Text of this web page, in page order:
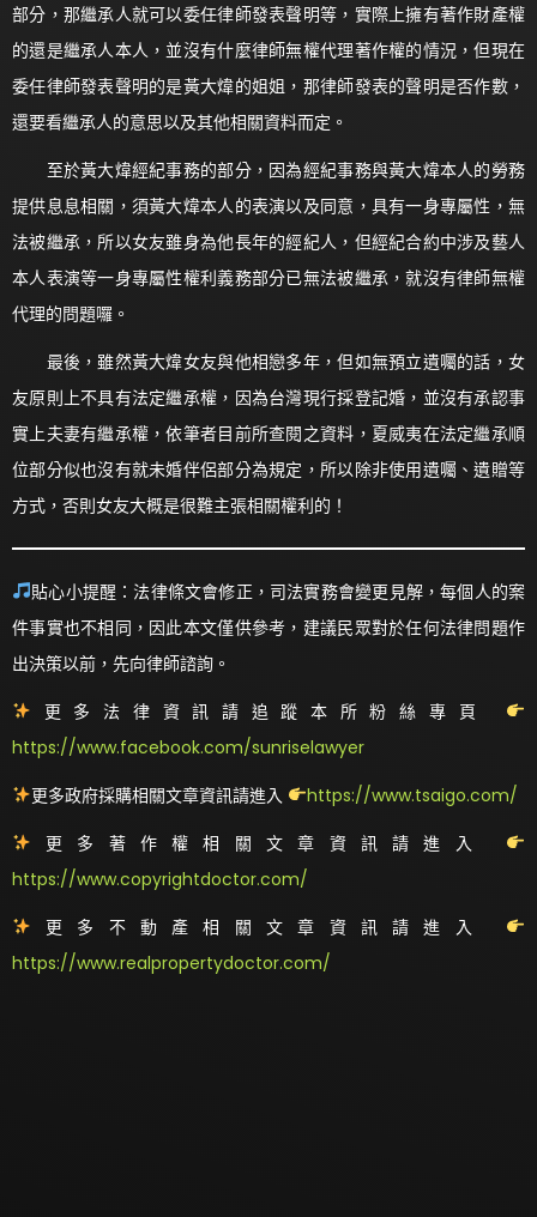
部分，那繼承人就可以委任律師發表聲明等，實際上擁有著作財產權
的還是繼承人本人，並沒有什麼律師無權代理著作權的情況，但現在
委任律師發表聲明的是黃大煒的姐姐，那律師發表的聲明是否作數，
還要看繼承人的意思以及其他相關資料而定。
至於黃大煒經紀事務的部分，因為經紀事務與黃大煒本人的勞務
提供息息相關，須黃大煒本人的表演以及同意，具有一身專屬性，無
法被繼承，所以女友雖身為他長年的經紀人，但經紀合約中涉及藝人
本人表演等一身專屬性權利義務部分已無法被繼承，就沒有律師無權
代理的問題囉。
最後，雖然黃大煒女友與他相戀多年，但如無預立遺囑的話，女
友原則上不具有法定繼承權，因為台灣現行採登記婚，並沒有承認事
實上夫妻有繼承權，依筆者目前所查閱之資料，夏威夷在法定繼承順
位部分似也沒有就未婚伴侶部分為規定，所以除非使用遺囑、遺贈等
方式，否則女友大概是很難主張相關權利的！
貼心小提醒：法律條文會修正，司法實務會變更見解，每個人的案
件事實也不相同，因此本文僅供參考，建議民眾對於任何法律問題作
出決策以前，先向律師諮詢。
更多法律資訊請追蹤本所粉絲專頁
https://www.facebook.com/sunriselawyer
更多政府採購相關文章資訊請進入
https://www.tsaigo.com/
更多著作權相關文章資訊請進入
https://www.copyrightdoctor.com/
更多不動產相關文章資訊請進入
https://www.realpropertydoctor.com/